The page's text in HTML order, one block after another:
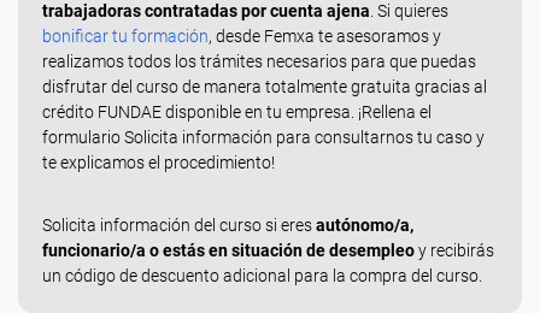
trabajadoras contratadas por cuenta ajena . Si quieres
bonificar tu formación, desde Femxa te asesoramos y
realizamos todos los trámites necesarios para que puedas
disfrutar del curso de manera totalmente gratuita gracias al
crédito FUNDAE disponible en tu empresa. ¡Rellena el
formulario Solicita información para consultarnos tu caso y
te explicamos el procedimiento!
Solicita información del curso si eresautónomo/a,
funcionario/a o estás en situación de desempleoy recibirás
un código de descuento adicional para la compra del curso.